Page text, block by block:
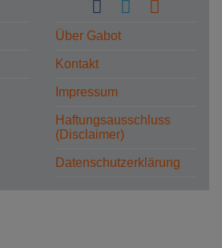
Über Gabot
Kontakt
Impressum
Haftungsausschluss
(Disclaimer)
Datenschutzerklärung